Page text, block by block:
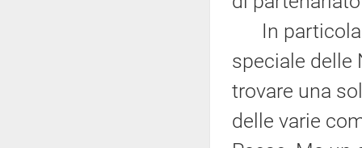
In
speciale delle
trovare una
delle varie